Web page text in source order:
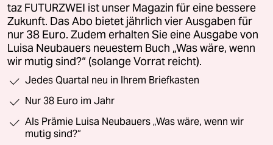
taz FUTURZWEI ist unser Magazin für eine bessere
Zukunft. Das Abo bietet jährlich vier Ausgaben für
nur 38 Euro. Zudem erhalten Sie eine Ausgabe von
Luisa Neubauers neuestem Buch „Was wäre, wenn
wir mutig sind?“ (solange Vorrat reicht).
Jedes Quartal neu in Ihrem Briefkasten
Nur 38 Euro im Jahr
Als Prämie Luisa Neubauers „Was wäre, wenn wir
mutig sind?“